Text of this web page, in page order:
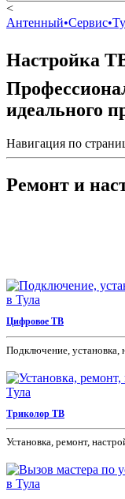
<
Настройка
идеального
Навигация по
Ремонт и
Цифровое ТВ
Подключение, установка,
Триколор ТВ
Установка, ремонт,